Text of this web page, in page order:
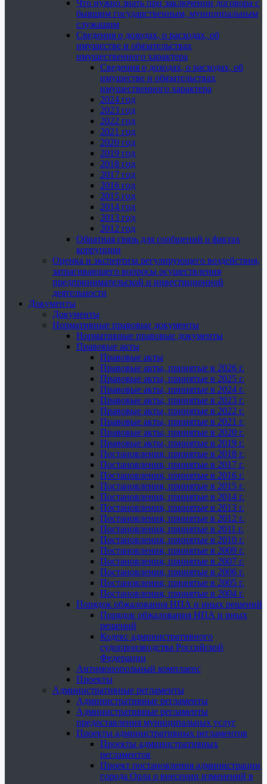
Что нужно знать при заключении договора с
бывшим государственным, муниципальным
служащим
Сведения о доходах, о расходах, об
имуществе и обязательствах
имущественного характера
Сведения о доходах, о расходах, об
имуществе и обязательствах
имущественного характера
2024 год
2023 год
2022 год
2021 год
2020 год
2019 год
2018 год
2017 год
2016 год
2015 год
2014 год
2013 год
2012 год
Обратная связь для сообщений о фактах
коррупции
Оценка и экспертиза регулирующего воздействия,
затрагивающего вопросы осуществления
предпринимательской и инвестиционной
деятельности
Документы
Документы
Нормативные правовые документы
Нормативные правовые документы
Правовые акты
Правовые акты
Правовые акты, принятые в 2026 г.
Правовые акты, принятые в 2025 г.
Правовые акты, принятые в 2024 г.
Правовые акты, принятые в 2023 г.
Правовые акты, принятые в 2022 г.
Правовые акты, принятые в 2021 г.
Правовые акты, принятые в 2020 г.
Правовые акты, принятые в 2019 г.
Постановления, принятые в 2018 г.
Постановления, принятые в 2017 г.
Постановления, принятые в 2016 г.
Постановления, принятые в 2015 г.
Постановления, принятые в 2014 г.
Постановления, принятые в 2013 г.
Постановления, принятые в 2012 г.
Постановления, принятые в 2011 г.
Постановления, принятые в 2010 г.
Постановления, принятые в 2009 г.
Постановления, принятые в 2007 г.
Постановления, принятые в 2006 г.
Постановления, принятые в 2005 г.
Постановления, принятые в 2004 г.
Порядок обжалования НПА и иных решений
Порядок обжалования НПА и иных
решений
Кодекс административного
судопроизводства Российской
Федерации
Антимонопольный комплаенс
Проекты
Административные регламенты
Административные регламенты
Административные регламенты
предоставления муниципальных услуг
Проекты административных регламентов
Проекты административных
регламентов
Проект постановления администрации
города Орла о внесении изменений в